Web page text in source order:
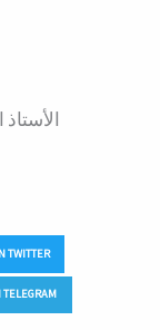
TWITTER
TELEGRAM